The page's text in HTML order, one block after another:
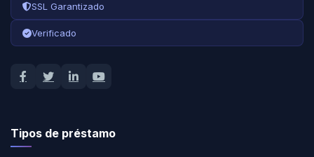
SSL Garantizado
Verificado
Tipos de préstamo